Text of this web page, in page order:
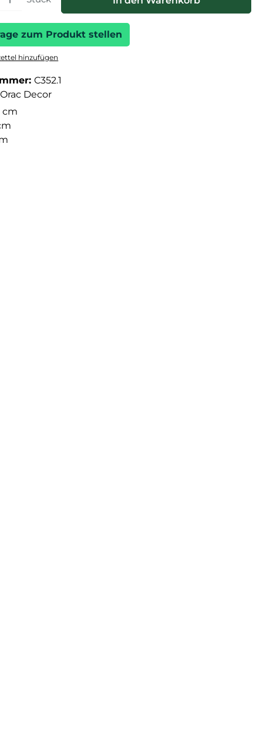
zum Produkt stellen
hinzufügen
C352.1
Orac Decor
cm